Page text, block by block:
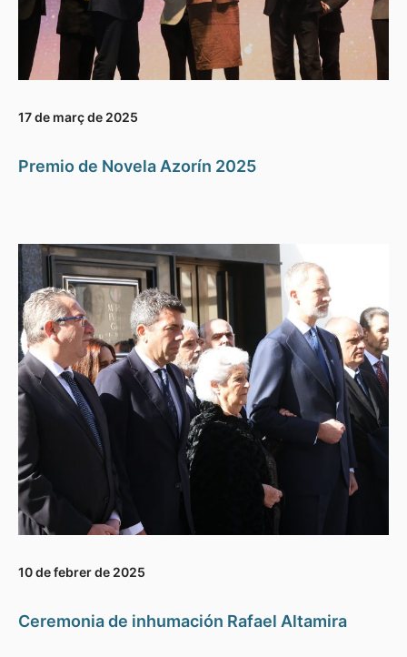
17 de març de 2025
Premio de Novela Azorín 2025
10 de febrer de 2025
Ceremonia de inhumación Rafael Altamira